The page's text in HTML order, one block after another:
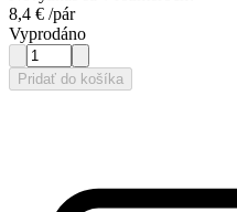
8,4 € /pár
Vyprodáno
Pridať do košíka